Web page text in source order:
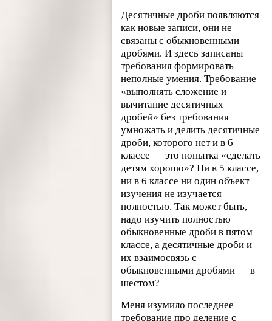
Десятичные дроби появляются
как новые записи, они не
связаны с обыкновенными
дробями. И здесь записаны
требования формировать
неполные умения. Требование
«выполнять сложение и
вычитание десятичных
дробей» без требования
умножать и делить десятичные
дроби, которого нет и в 6
классе — это попытка «сделать
детям хорошо»? Ни в 5 классе,
ни в 6 классе ни один объект
изучения не изучается
полностью. Так может быть,
надо изучить полностью
обыкновенные дроби в пятом
классе, а десятичные дроби и
их взаимосвязь с
обыкновенными дробями — в
шестом?
Меня изумило последнее
требование про деление с